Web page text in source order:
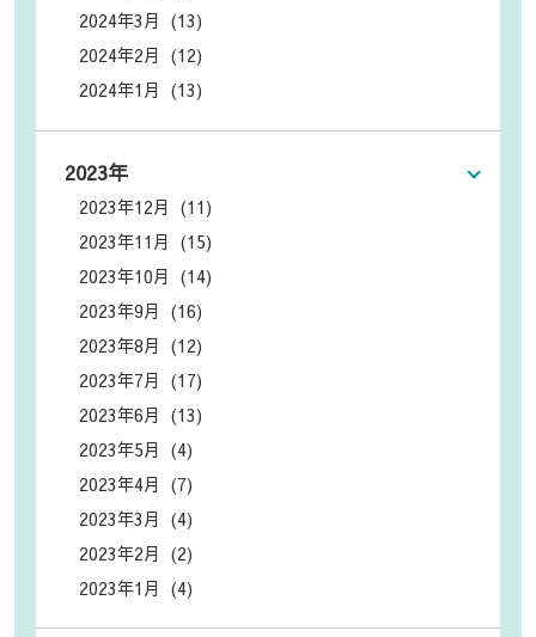
2024年3月 (13)
2024年2月 (12)
2024年1月 (13)
2023年
2023年12月 (11)
2023年11月 (15)
2023年10月 (14)
2023年9月 (16)
2023年8月 (12)
2023年7月 (17)
2023年6月 (13)
2023年5月 (4)
2023年4月 (7)
2023年3月 (4)
2023年2月 (2)
2023年1月 (4)